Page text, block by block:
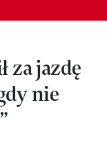
za jazdę
nie